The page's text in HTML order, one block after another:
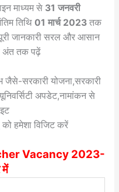
माध्यम से 31 जनवरी
तिथि 01 मार्च 2023तक
जानकारी सरल और आसान
अंत तक पढ़ें
सरकारी योजना,सरकारी
अपडेट,नामांकन से
को हमेशा विजिट करें
Vacancy 2023-
में